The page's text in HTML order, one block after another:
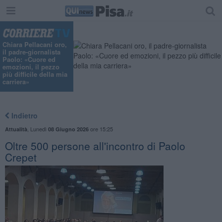
Chiara Pellacani oro,
il padre-giornalista
Paolo: «Cuore ed
emozioni, il pezzo
più difficile della mia
carriera»
Indietro
Attualità Lunedì 08 Giugno 2026ore 15:25
Oltre 500 persone all'incontro di Paolo
Crepet